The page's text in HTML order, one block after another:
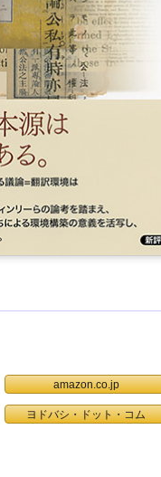
amazon.co.jp
ヨドバシ・ドット・コム